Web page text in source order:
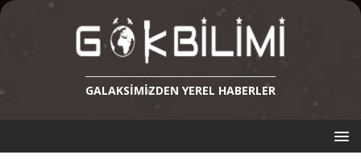
GALAKSIMIZDEN YEREL HABERLER